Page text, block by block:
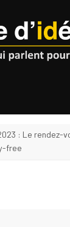
: Le rendez-
free